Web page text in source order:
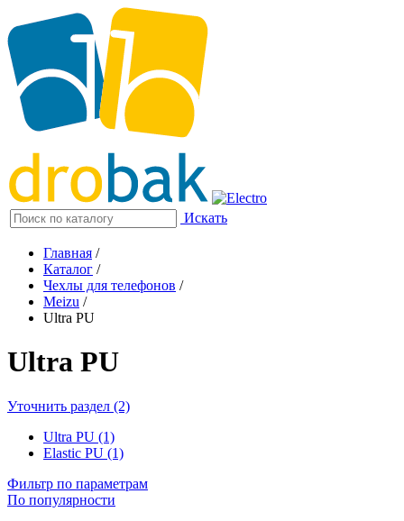
Искать
Главная /
Каталог /
Чехлы для телефонов /
Meizu /
Ultra PU
Ultra PU
Уточнить раздел (2)
Ultra PU (1)
Elastic PU (1)
Фильтр по параметрам
По популярности